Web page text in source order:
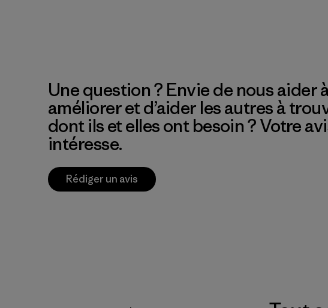
Une question ? Envie de nous aider
améliorer et d’aider les autres à
dont ils et elles ont besoin ? Votre
intéresse.
Rédiger un avis